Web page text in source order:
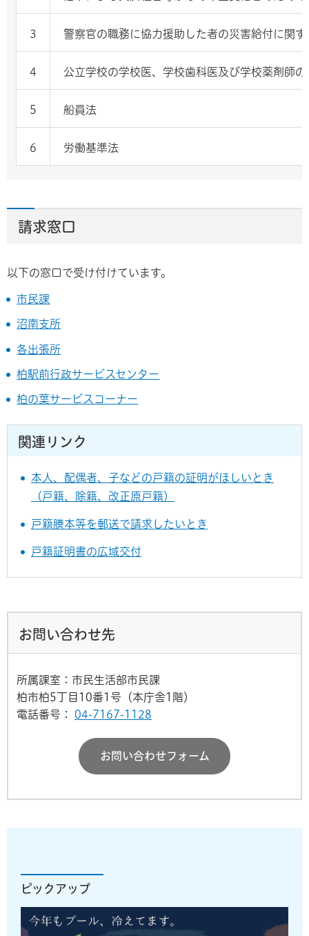
3 警察官の職務に協力援助した者の災害給付に関す
4 公立学校の学校医、学校歯科医及び学校薬剤師
5 船員法
6 労働基準法
請求窓口
以下の窓口で受け付けています。
市民課
沼南支所
各出張所
柏駅前行政サービスセンター
柏の葉サービスコーナー
関連リンク
本人、配偶者、子などの戸籍の証明がほしいとき
（戸籍、除籍、改正原戸籍）
戸籍謄本等を郵送で請求したいとき
戸籍証明書の広域交付
お問い合わせ先
所属課室：市民生活部市民課
柏市柏5丁目10番1号（本庁舎1階）
電話番号：
04-7167-1128
お問い合わせフォーム
ピックアップ